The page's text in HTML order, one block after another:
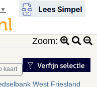
▼
Zoom:
kaart
West Friesland